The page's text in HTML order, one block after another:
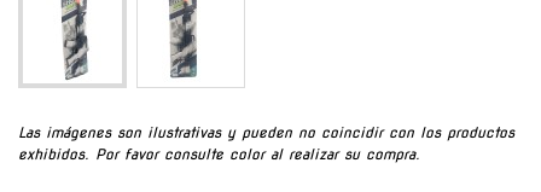
Las imágenes son ilustrativas y pueden no coincidir con los productos
exhibidos. Por favor consulte color al realizar su compra.